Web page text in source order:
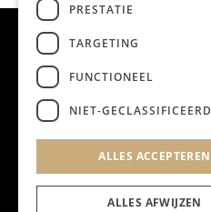
PRESTATIE
TARGETING
FUNCTIONEEL
NIET-GECLASSIFICEERD
ALLES ACCEPTEREN
ALLES AFWIJZEN